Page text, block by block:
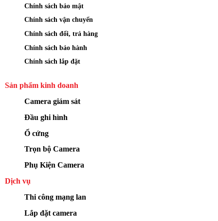
Chính sách bảo mật
Chính sách vận chuyển
Chính sách đổi, trả hàng
Chính sách bảo hành
Chính sách lắp đặt
Sản phẩm kinh doanh
Camera giám sát
Đầu ghi hình
Ổ cứng
Trọn bộ Camera
Phụ Kiện Camera
Dịch vụ
Thi công mạng lan
Lắp đặt camera